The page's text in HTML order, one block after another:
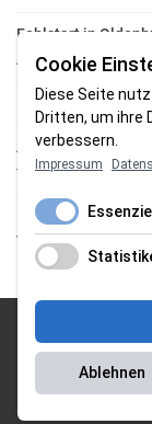
Fehlstart in
Auftakt
Fußball in der
Aufstieg geschafft:
für die Oberliga
HSG Unterweser
Vorbereitung
©
Unser Team|
2018/2019|
Cookie
Diese Seite
Dritten, um ihre
verbessern.
Impressum
Ablehnen